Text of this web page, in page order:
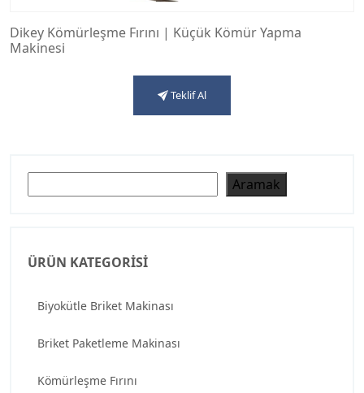
Aramak
ÜRÜN KATEGORISI
Biyokütle Briket Makinası
Briket Paketleme Makinası
Kömürleşme Fırını
Dikey Kömürleşme Fırını | Küçük Kömür Yapma
Makinesi
Teklif Al